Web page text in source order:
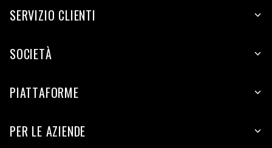
SERVIZIO CLIENTI
SOCIETÀ
PIATTAFORME
PER LE AZIENDE